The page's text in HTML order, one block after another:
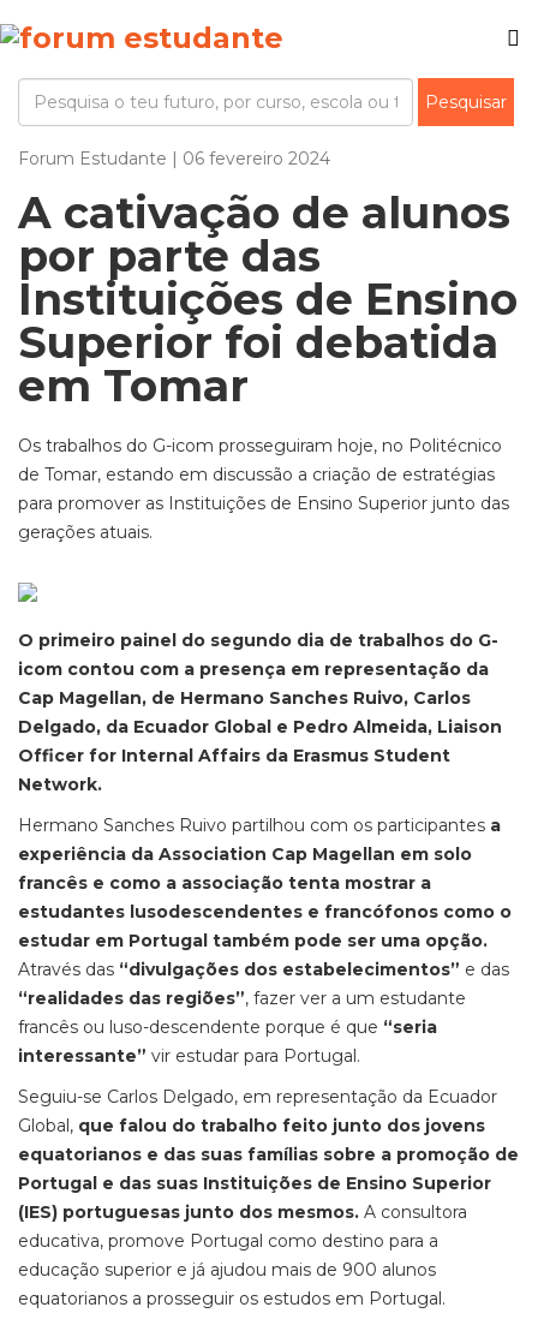
Forum Estudante | 06 fevereiro 2024
A cativação de alunos
por parte das
Instituições de Ensino
Superior foi debatida
em Tomar
Os trabalhos do G-icom prosseguiram hoje, no Politécnico
de Tomar, estando em discussão a criação de estratégias
para promover as Instituições de Ensino Superior junto das
gerações atuais.
O primeiro painel do segundo dia de trabalhos do G-
icom contou com a presença em representação da
Cap Magellan, de Hermano Sanches Ruivo, Carlos
Delgado, da Ecuador Global e Pedro Almeida, Liaison
Officer for Internal Affairs da Erasmus Student
Network.
Hermano Sanches Ruivo partilhou com os participantes a
experiência da Association Cap Magellan em solo
francês e como a associação tenta mostrar a
estudantes lusodescendentes e francófonos como o
estudar em Portugal também pode ser uma opção.
Através das “divulgações dos estabelecimentos” e das
“realidades das regiões”, fazer ver a um estudante
francês ou luso-descendente porque é que “seria
interessante” vir estudar para Portugal.
Seguiu-se Carlos Delgado, em representação da Ecuador
Global, que falou do trabalho feito junto dos jovens
equatorianos e das suas famílias sobre a promoção de
Portugal e das suas Instituições de Ensino Superior
(IES) portuguesas junto dos mesmos. A consultora
educativa, promove Portugal como destino para a
educação superior e já ajudou mais de 900 alunos
equatorianos a prosseguir os estudos em Portugal.